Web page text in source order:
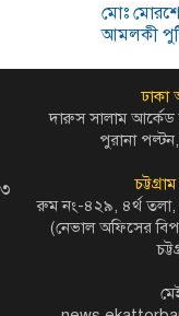
মোঃ
আমলকী
ঢাকা
দারুস সালাম আর্কেড
পুরানা
রুম নং-৪২৯, ৪র্থ তলা,
(নেভাল অফিসের